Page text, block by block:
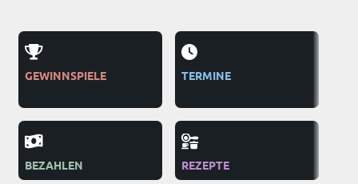
GEWINNSPIELE
BEZAHLEN
TERMINE
REZEPTE